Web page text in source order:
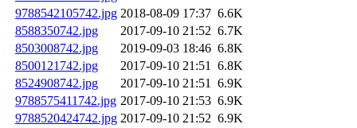
9788542105742.jpg 2018-08-09 17:37 6.6K
8588350742.jpg
2017-09-10 21:52 6.7K
8503008742.jpg
2019-09-03 18:46 6.8K
8500121742.jpg
2017-09-10 21:51 6.8K
8524908742.jpg
2017-09-10 21:51 6.9K
9788575411742.jpg 2017-09-10 21:53 6.9K
9788520424742.jpg 2017-09-10 21:52 6.9K